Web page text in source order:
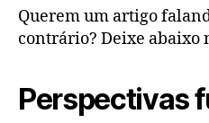
Querem um artigo
contrário? Deixe abaixo
Perspectivas